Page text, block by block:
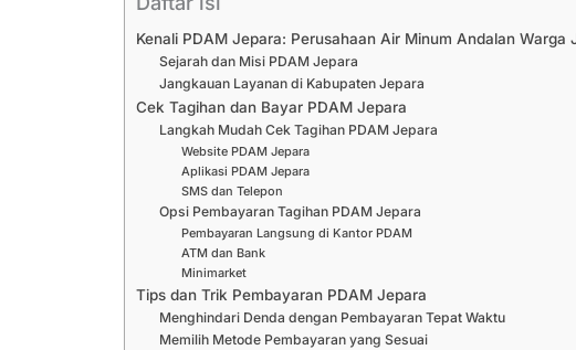
Kenali PDAM Jepara: Perusahaan Air Minum Andalan Warga
Sejarah dan Misi PDAM Jepara
Jangkauan Layanan di Kabupaten Jepara
Cek Tagihan dan Bayar PDAM Jepara
Langkah Mudah Cek Tagihan PDAM Jepara
Website PDAM Jepara
Aplikasi PDAM Jepara
SMS dan Telepon
Opsi Pembayaran Tagihan PDAM Jepara
Pembayaran Langsung di Kantor PDAM
ATM dan Bank
Minimarket
Tips dan Trik Pembayaran PDAM Jepara
Menghindari Denda dengan Pembayaran Tepat Waktu
Memilih Metode Pembayaran yang Sesuai